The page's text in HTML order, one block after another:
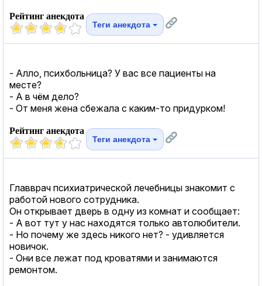
Рейтинг анекдота
Теги анекдота
- Алло, психбольница? У вас все пациенты на
месте?
- А в чём дело?
- От меня жена сбежала с каким-то придурком!
Рейтинг анекдота
Теги анекдота
Главврач психиатрической лечебницы знакомит с
работой нового сотрудника.
Он открывает дверь в одну из комнат и сообщает:
- А вот тут у нас находятся только автолюбители.
- Но почему же здесь никого нет? - удивляется
новичок.
- Они все лежат под кроватями и занимаются
ремонтом.